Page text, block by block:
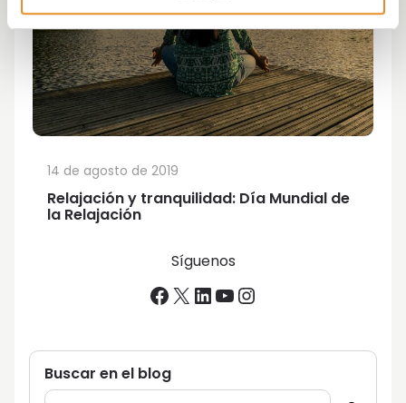
Relajación y tranquilidad: Día Mundial de
la Relajación
14 de agosto de 2019
Síguenos
Facebook
X LinkedIn
YouTube
Instagram
Buscar en el blog